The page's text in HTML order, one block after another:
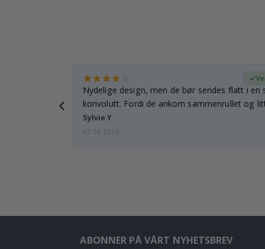
Nydelige design, men de bør sendes flatt i en
konvolutt. Fordi de ankom sammenrullet og
skulle de…
Sylvie Y
07.08.2026
ABONNER PÅ VÅRT NYHETSBREV